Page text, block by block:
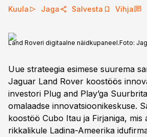
Kuula Jaga Salvesta Vihja
Land Roveri digitaalne näidkupaneel.Foto:
Uue strateegia esimese suurema
Jaguar Land Rover koostöös
investori Plug and Play’ga
omalaadse innovatsioonikeskuse.
koostöö Cubo Itau ja Firjaniga, mis
rikkalikule Ladina-Ameerika